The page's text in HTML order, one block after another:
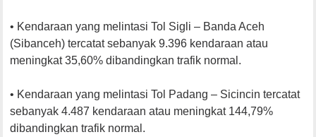
• Kendaraan yang melintasi Tol Sigli – Banda Aceh
(Sibanceh) tercatat sebanyak 9.396 kendaraan atau
meningkat 35,60% dibandingkan trafik normal.
• Kendaraan yang melintasi Tol Padang – Sicincin tercatat
sebanyak 4.487 kendaraan atau meningkat 144,79%
dibandingkan trafik normal.